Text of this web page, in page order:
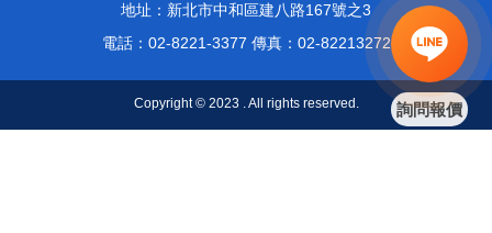
地址：新北市中和區建八路167號之3
電話：02-8221-3377 傳真：02-82213272
Copyright © 2023 . All rights reserved. 詢問報價